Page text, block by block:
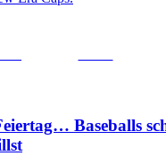
Baseballs